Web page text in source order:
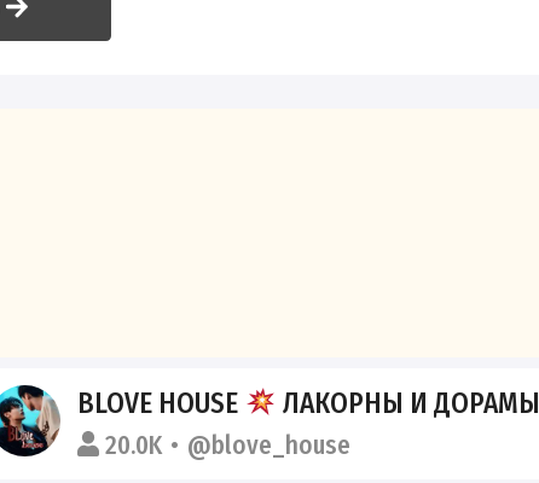
BLOVE HOUSE ЛАКОРНЫ И ДОРАМЫ
20.0K @blove_house